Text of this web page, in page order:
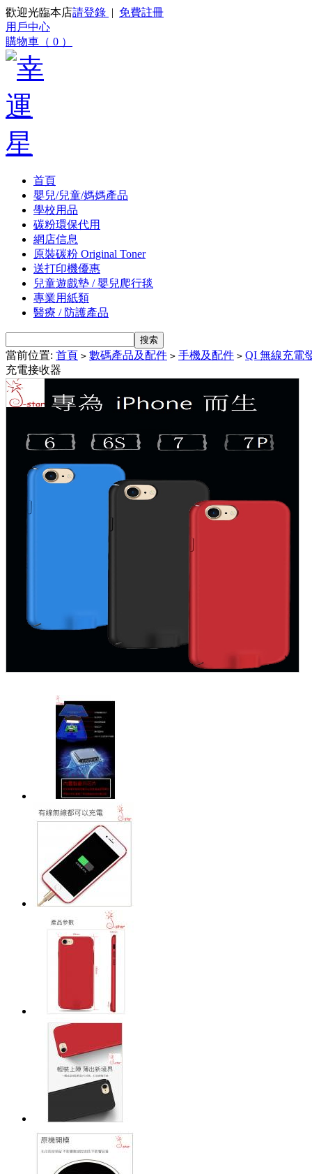
歡迎光臨本店請登錄 | 免費註冊
用戶中心
購物車（ 0 ）
首頁
嬰兒/兒童/媽媽產品
學校用品
碳粉環保代用
網店信息
原裝碳粉 Original Toner
送打印機優惠
兒童遊戲墊 / 嬰兒爬行毯
專業用紙類
醫療 / 防護產品
當前位置: 首頁 > 數碼產品及配件 > 手機及配件 > QI 無線充電
充電接收器